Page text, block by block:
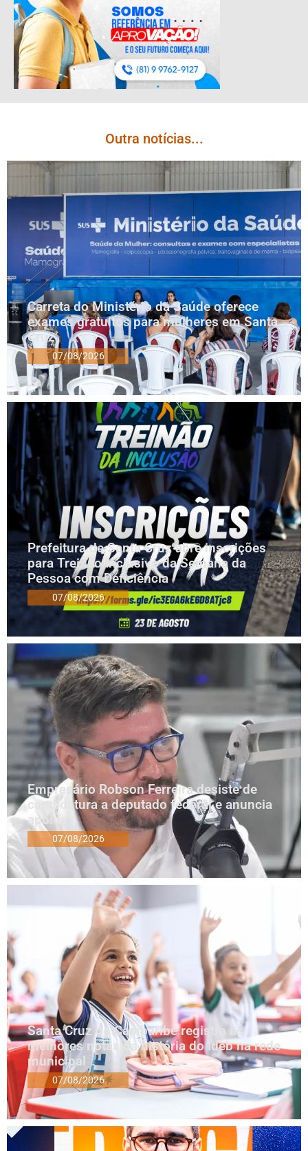
Outra notícias...
Carreta do Ministério da Saúde oferece
exames gratuitos para mulheres em Santa
Cruz
07/08/2026
Prefeitura de Santa Cruz abre inscrições
para Treinão Inclusivo da Semana da
Pessoa com Deficiência
07/08/2026
Empresário Robson Ferreira desiste de
candidatura a deputado federal e anuncia
apoios
07/08/2026
Santa Cruz do Capibaribe registra as
melhores notas da história do Ideb na rede
municipal
07/08/2026